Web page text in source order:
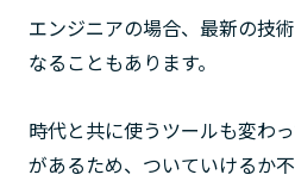
エンジニアの場合、最新の技
なることもあります。
時代と共に使うツールも変わ
があるため、ついていけるか